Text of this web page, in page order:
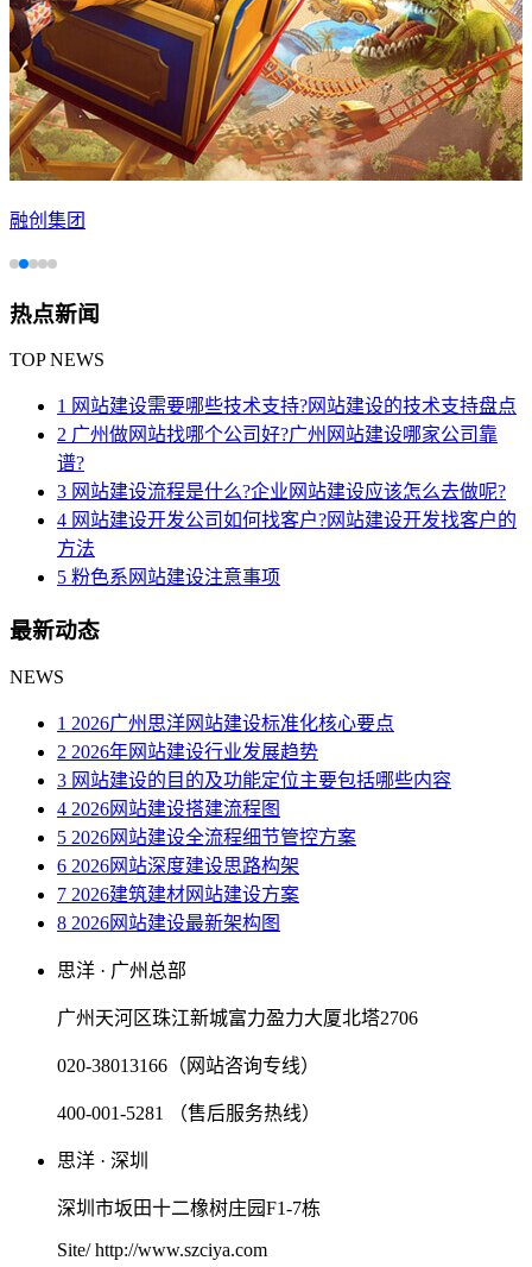
融创集团
热点新闻
TOP NEWS
1 网站建设需要哪些技术支持?网站建设的技术支持盘点
2 广州做网站找哪个公司好?广州网站建设哪家公司靠
谱?
3 网站建设流程是什么?企业网站建设应该怎么去做呢?
4 网站建设开发公司如何找客户?网站建设开发找客户的
方法
5 粉色系网站建设注意事项
最新动态
NEWS
1 2026广州思洋网站建设标准化核心要点
2 2026年网站建设行业发展趋势
3 网站建设的目的及功能定位主要包括哪些内容
4 2026网站建设搭建流程图
5 2026网站建设全流程细节管控方案
6 2026网站深度建设思路构架
7 2026建筑建材网站建设方案
8 2026网站建设最新架构图
思洋 · 广州总部
广州天河区珠江新城富力盈力大厦北塔2706
020-38013166（网站咨询专线）
400-001-5281 （售后服务热线）
思洋 · 深圳
深圳市坂田十二橡树庄园F1-7栋
Site/ http://www.szciya.com